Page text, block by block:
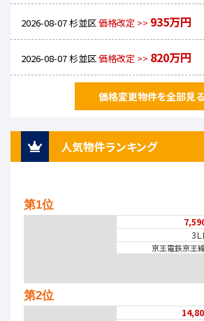
2026-08-07杉並区価格改定 >> 935万円
2026-08-07杉並区価格改定 >> 820万円
価格変更物件を全部見る
人気物件ランキング
第1位
3Ｌ
京王電鉄京王
第2位